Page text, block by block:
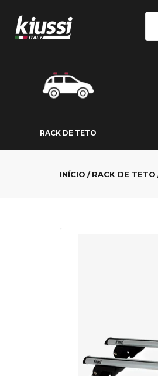
RACK DE TETO
INÍCIO RACK DE TETO